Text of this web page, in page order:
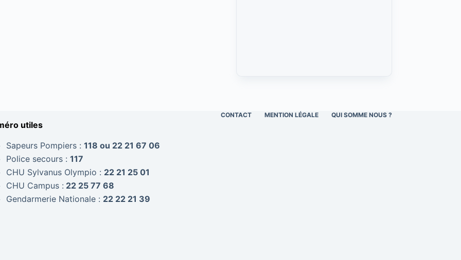
CONTACT MENTION LÉGALE QUI SOMME NOUS ?
utiles
Sapeurs Pompiers : 118 ou 22 21 67 06
Police secours : 117
CHU Sylvanus Olympio : 22 21 25 01
CHU Campus : 22 25 77 68
Gendarmerie Nationale : 22 22 21 39